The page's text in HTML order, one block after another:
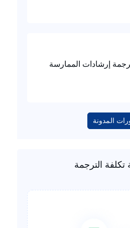
إرشادات الممارسة
المدونة
تكلفة الترجمة